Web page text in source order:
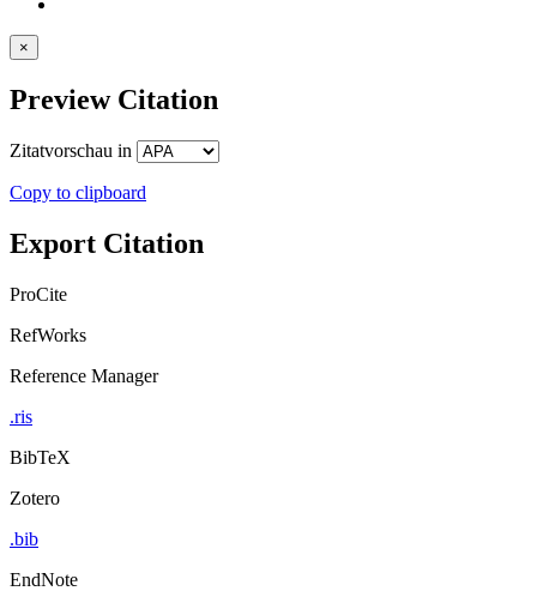
×
Preview Citation
Zitatvorschau in
Copy to clipboard
Export Citation
ProCite
RefWorks
Reference Manager
.ris
BibTeX
Zotero
.bib
EndNote